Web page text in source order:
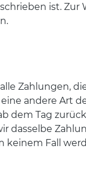
ist.
Zahlungen,
andere
dem Tag
dasselbe
keinem Fall